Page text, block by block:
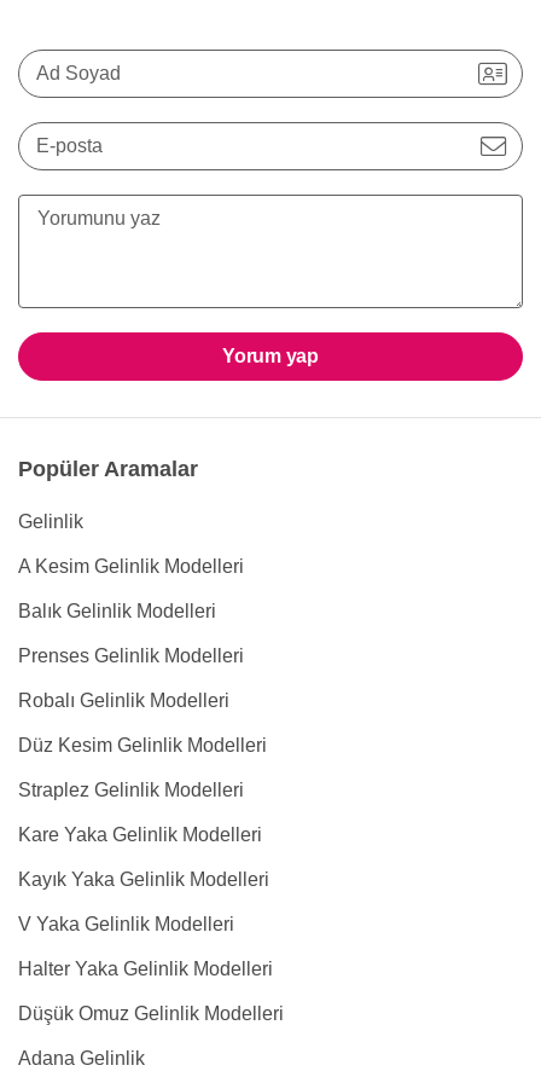
Ad Soyad
E-posta
Yorum yap
Popüler Aramalar
Gelinlik
A Kesim Gelinlik Modelleri
Balık Gelinlik Modelleri
Prenses Gelinlik Modelleri
Robalı Gelinlik Modelleri
Düz Kesim Gelinlik Modelleri
Straplez Gelinlik Modelleri
Kare Yaka Gelinlik Modelleri
Kayık Yaka Gelinlik Modelleri
V Yaka Gelinlik Modelleri
Halter Yaka Gelinlik Modelleri
Düşük Omuz Gelinlik Modelleri
Adana Gelinlik